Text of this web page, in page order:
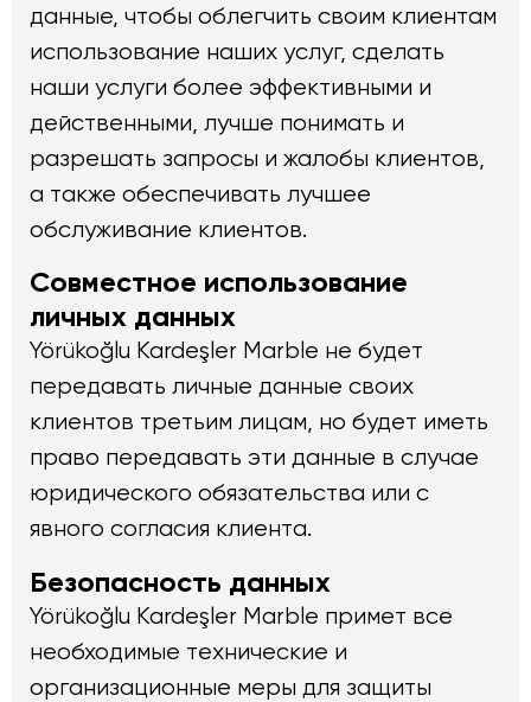
данные, чтобы облегчить своим клиентам
использование наших услуг, сделать
наши услуги более эффективными и
действенными, лучше понимать и
разрешать запросы и жалобы клиентов,
а также обеспечивать лучшее
обслуживание клиентов.
Совместное использование
личных данных
Yörükoğlu Kardeşler Marble не будет
передавать личные данные своих
клиентов третьим лицам, но будет иметь
право передавать эти данные в случае
юридического обязательства или с
явного согласия клиента.
Безопасность данных
Yörükoğlu Kardeşler Marble примет все
необходимые технические и
организационные меры для защиты